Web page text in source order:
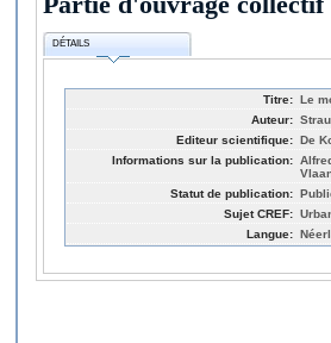
DÉTAILS
Titre: Le
Auteur:
Editeur scientifique: De
Informations sur la publication:
Statut de publication:
Sujet CREF:
Langue: